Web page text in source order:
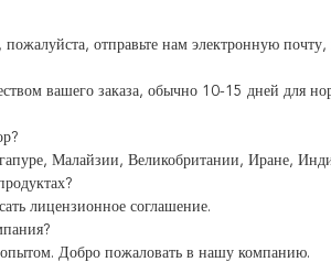
отправьте нам электронную
вашего заказа, обычно 10-15 дней для
Малайзии, Великобритании, Иране,
лицензионное соглашение.
Добро пожаловать в нашу компанию.